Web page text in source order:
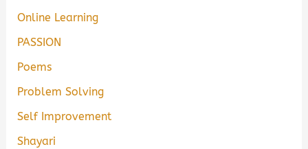
Online Learning
PASSION
Poems
Problem Solving
Self Improvement
Shayari